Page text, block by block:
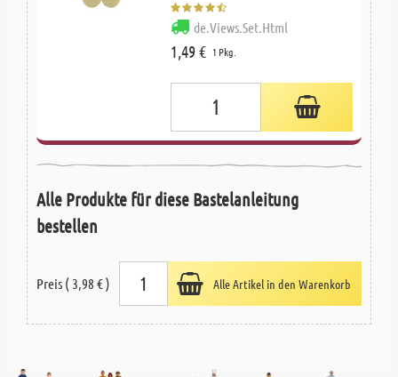
de.Views.Set.Html
1,49 € 1 Pkg.
Alle Produkte für diese Bastelanleitung
bestellen
Preis ( 3,98 € ) Alle Artikel in den Warenkorb